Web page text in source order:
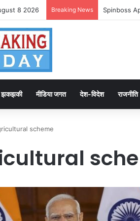
8 2026 Breaking News Spinboss
झकझकी मीडिया जगत देश-विदेश राजनीति
scheme